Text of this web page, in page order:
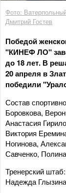
Фото:
Дмитрий Гостев
Победой
"КИНЕФ ЛО"
до 18 лет. В
20 апреля в
победили
Состав
Боровкова,
Анастасия
Виктория
Ногинова,
Савченко,
Тренерский
Надежда